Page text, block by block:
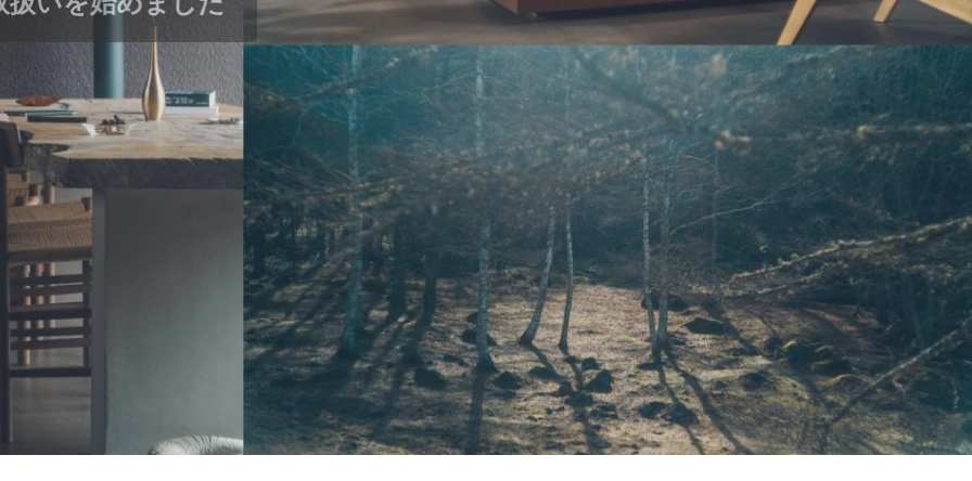
開放感『中区舟入の家』
『佐伯区八幡東の家』
LDKと家事効率の良さを叶えた2WAY玄関と収納術『安佐南区伴東の家』
らも寄り添えるバリアフリーの２世帯住宅「安東の家」
的にゆとりある空間でシンプルに暮らす「安佐南区の家」
感覚の暮らし「草津新町の家」
家族がつながるスタイリッシュハウス「八幡が丘の家」
山本の家」
えた家族に優しい「大町の家」
な住まい「高取北の家」
る「皆賀の家」
「四季が丘の家」
タイリッシュさが融合した「戸坂の家」